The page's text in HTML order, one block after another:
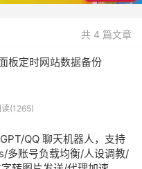
共 4 篇文章
板定时网站数据备份
读(1265)
QQ 聊天机器人，支持
多账号负载均衡/人设调教/